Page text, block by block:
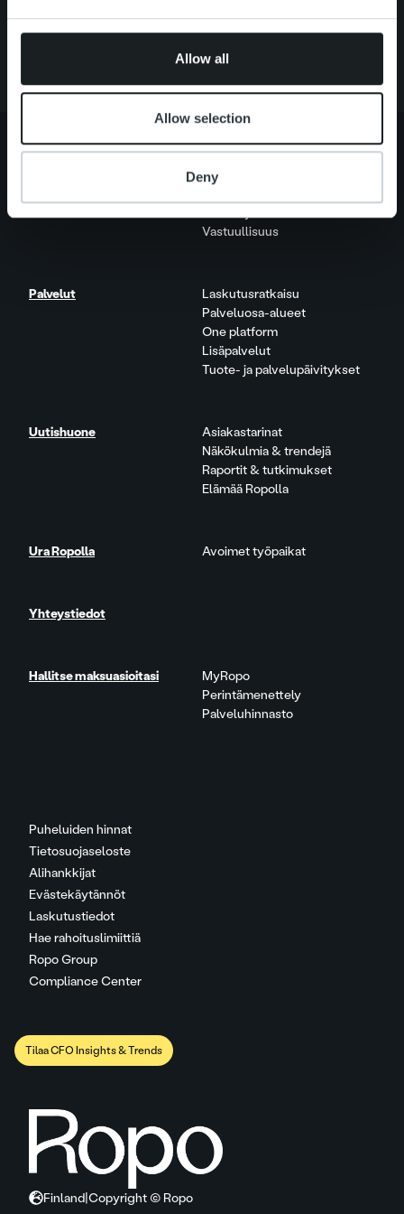
provided to them or that they’ve collected from your use
Allow all
Allow selection
Deny
Tietoa meistä
Puheluiden hinnat
Tietosuojaseloste
Alihankkijat
Evästekäytännöt
Laskutustiedot
Hae rahoituslimiittiä
Ropo Group
Compliance Center
Vastuullisuus
Palvelut
Laskutusratkaisu
Palveluosa-alueet
One platform
Lisäpalvelut
Tuote- ja palvelupäivitykset
Uutishuone
Asiakastarinat
Näkökulmia & trendejä
Raportit & tutkimukset
Elämää Ropolla
Ura Ropolla Avoimet työpaikat
Yhteystiedot
Hallitse maksuasioitasi
MyRopo
Perintämenettely
Palveluhinnasto
Tilaa CFO Insights & Trends
Finland Copyright © Ropo